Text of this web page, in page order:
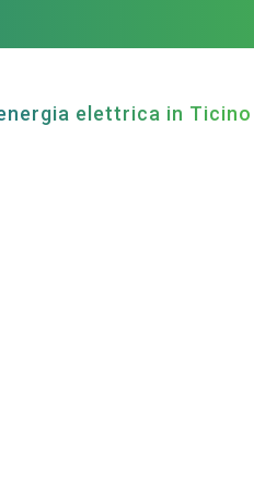
elettrica in Ticino